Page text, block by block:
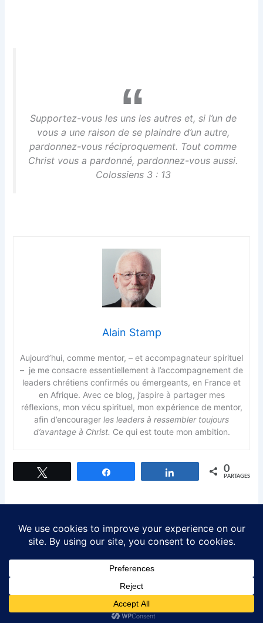
Supportez-vous les uns les autres et, si l’un de
vous a une raison de se plaindre d’un autre,
pardonnez-vous réciproquement. Tout comme
Christ vous a pardonné, pardonnez-vous aussi.
Colossiens 3 : 13
Alain Stamp
Aujourd’hui, comme mentor, – et accompagnateur spirituel
– je me consacre essentiellement à l’accompagnement de
leaders chrétiens confirmés ou émergeants, en France et
en Afrique. Avec ce blog, j’aspire à partager mes
réflexions, mon vécu spirituel, mon expérience de mentor,
afin d’encourager les leaders à ressembler toujours
d’avantage à Christ. Ce qui est toute mon ambition.
Partagez 0
PARTAGES
PRÉCÉDENT SUIVANT
Copyright © 2026